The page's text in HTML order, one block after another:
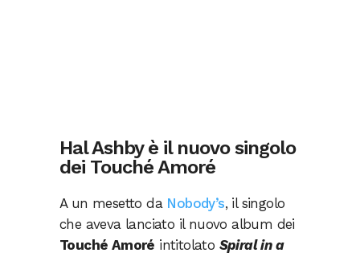
Hal Ashby è il nuovo singolo
dei Touché Amoré
A un mesetto da Nobody’s, il singolo
che aveva lanciato il nuovo album dei
Touché Amoré intitolato Spiral in a